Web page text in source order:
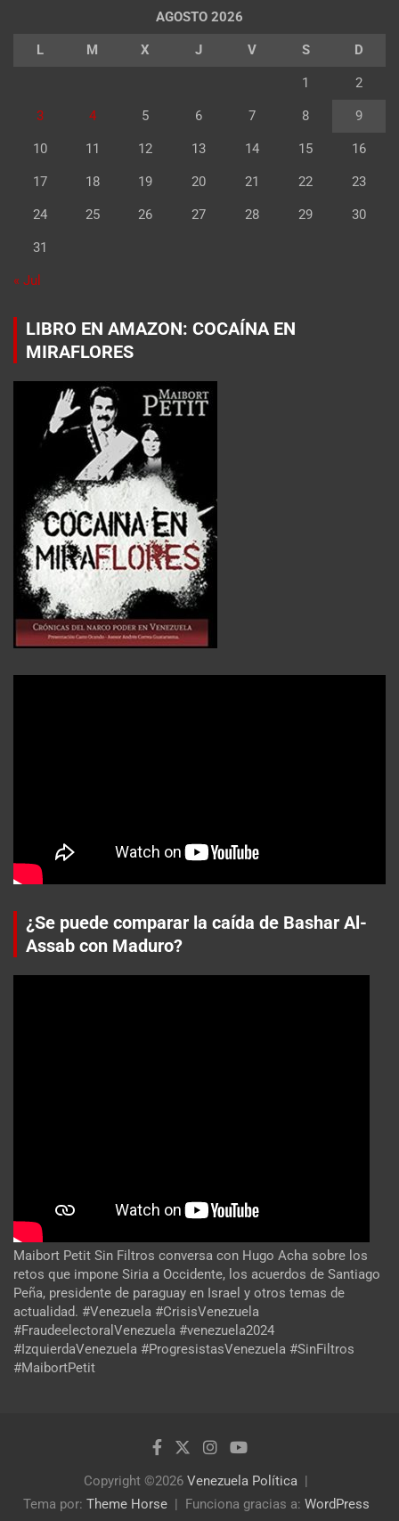
AGOSTO 2026
L M X J V S D
1 2
3 4 5 6 7 8 9
10 11 12 13 14 15 16
17 18 19 20 21 22 23
24 25 26 27 28 29 30
31
« Jul
LIBRO EN AMAZON: COCAÍNA EN
MIRAFLORES
¿Se puede comparar la caída de Bashar Al-
Assab con Maduro?
Maibort Petit Sin Filtros conversa con Hugo Acha sobre los
retos que impone Siria a Occidente, los acuerdos de Santiago
Peña, presidente de paraguay en Israel y otros temas de
actualidad. #Venezuela #CrisisVenezuela
#FraudeelectoralVenezuela #venezuela2024
#IzquierdaVenezuela #ProgresistasVenezuela #SinFiltros
#MaibortPetit
Copyright ©2026 Venezuela Política
Tema por: Theme Horse Funciona gracias a: WordPress